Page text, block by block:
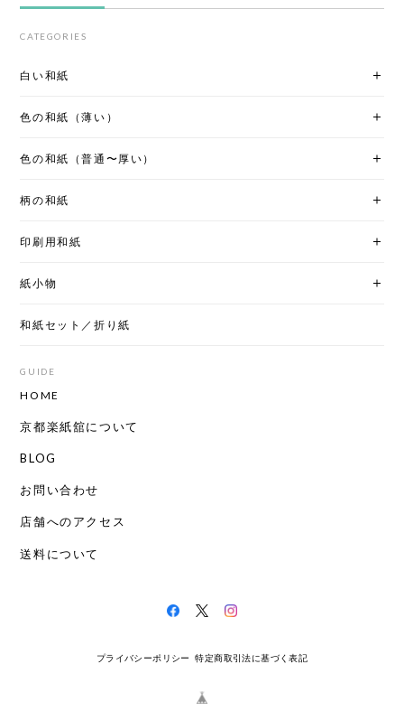
CATEGORIES
白い和紙
色の和紙（薄い）
色の和紙（普通〜厚い）
柄の和紙
印刷用和紙
紙小物
和紙セット／折り紙
GUIDE
HOME
京都楽紙舘について
BLOG
お問い合わせ
店舗へのアクセス
送料について
プライバシーポリシー 特定商取引法に基づく表記